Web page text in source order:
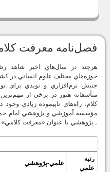
فصل‌نامه معرفت
هرچند در سال‌هاي اخير شاهد
حوزه‌هاي مختلف علوم انساني در
جنبش نرم‌افزاري و نويدي براي
متأسفانه هنوز در برخي از
كلام، راه‌هاي ناپيموده زيادي
مؤسسه آموزشي و پژوهشي امام
ـ پژوهشي با عنوان «معرفت
رتبه
علمي
علمي-پژوهشي